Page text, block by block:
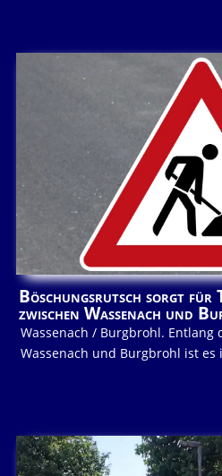
Böschungsrutsch sorgt für
zwischen Wassenach und
Wassenach / Burgbrohl. Entlang
Wassenach und Burgbrohl ist es